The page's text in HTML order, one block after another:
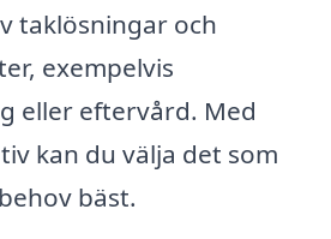
taklösningar och
exempelvis
eller eftervård. Med
kan du välja det som
bäst.